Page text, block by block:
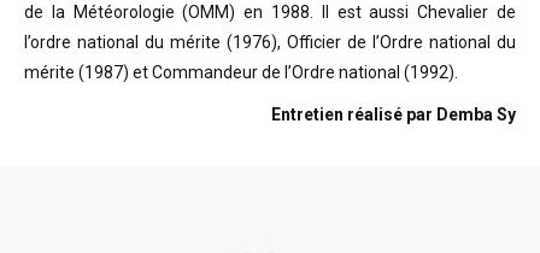
de la Météorologie (OMM) en 1988. Il est aussi Chevalier de
l’ordre national du mérite (1976), Officier de l’Ordre national du
mérite (1987) et Commandeur de l’Ordre national (1992).
Entretien réalisé par Demba Sy